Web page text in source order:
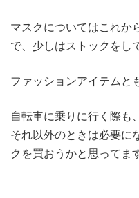
マスクについてはこれか
で、少しはストックをし
ファッションアイテムと
自転車に乗りに行く際も
それ以外のときは必要に
クを買おうかと思ってま